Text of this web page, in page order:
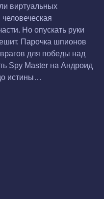
виртуальных
Но опускать руки
Парочка шпионов
для победы над
Spy Master на Андроид
истины…